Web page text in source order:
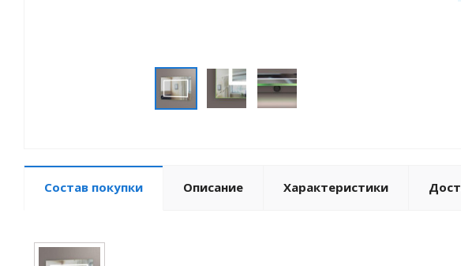
Состав покупки Описание Характеристики